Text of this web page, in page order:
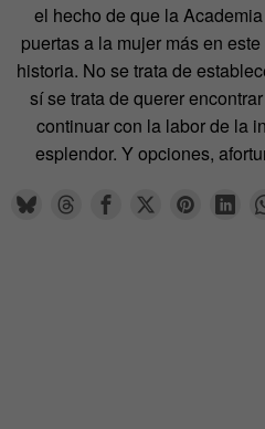
el hecho de que la
puertas a la mujer más en
historia. No se trata de
sí se trata de querer
continuar con la labor de la
esplendor. Y opciones,